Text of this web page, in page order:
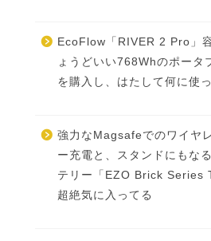
EcoFlow「RIVER 2 Pro」
ょうどいい768Whのポータ
を購入し、はたして何に使
強力なMagsafeでのワイヤ
ー充電と、スタンドにもな
テリー「EZO Brick Series
超絶気に入ってる